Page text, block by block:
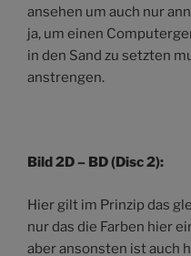
ansehen um auch nur
ja, um einen
in den Sand zu setzten
anstrengen.
Bild 2D – BD (Disc 2):
Hier gilt im Prinzip das
nur das die Farben hier
aber ansonsten ist auch